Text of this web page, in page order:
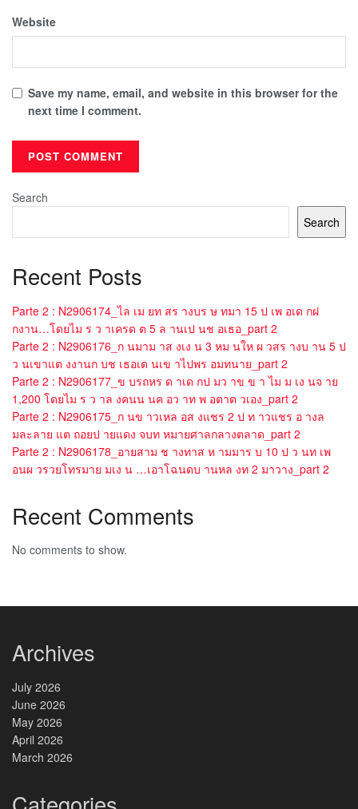
Website
Save my name, email, and website in this browser for the
next time I comment.
Search
Search
Recent Posts
Parte 2 : N2906174_ไล เม ยท สร างบร ษ ทมา 15 ป เพ อเด กฝ
กงาน…โดยไม ร ว าเครด ต 5 ล านเป นช อเธอ_part 2
Parte 2 : N2906176_ก นมาม าส งเง น 3 หม นให ผ วสร างบ าน 5 ป
ว นเขาแต งงานก บช เธอเด นเข าไปพร อมทนาย_part 2
Parte 2 : N2906177_ข บรถหร ด าเด กป มว าข ข า ไม ม เง นจ าย
1,200 โดยไม ร ว าล งคนน นค อว าท พ อตาต วเอง_part 2
Parte 2 : N2906175_ก นข าวเหล อส งแชร 2 ป ท าวแชร อ างล
มละลาย แต ถอยป ายแดง จบท หมายศาลกลางตลาด_part 2
Parte 2 : N2906178_อายสาม ช างทาส ห ามมาร บ 10 ป ว นท เพ
อนผ วรวยโทรมาย มเง น …เอาโฉนดบ านหล งท 2 มาวาง_part 2
Recent Comments
No comments to show.
Archives
July 2026
June 2026
May 2026
April 2026
March 2026